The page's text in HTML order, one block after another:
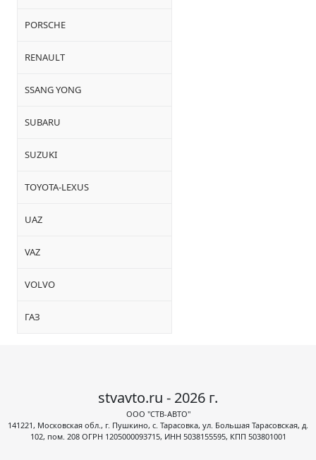
PORSCHE
RENAULT
SSANG YONG
SUBARU
SUZUKI
TOYOTA-LEXUS
UAZ
VAZ
VOLVO
ГАЗ
stvavto.ru - 2026 г.
ООО "СТВ-АВТО"
141221, Московская обл., г. Пушкино, с. Тарасовка, ул. Большая Тарасовская, д.
102, пом. 208 ОГРН 1205000093715, ИНН 5038155595, КПП 503801001